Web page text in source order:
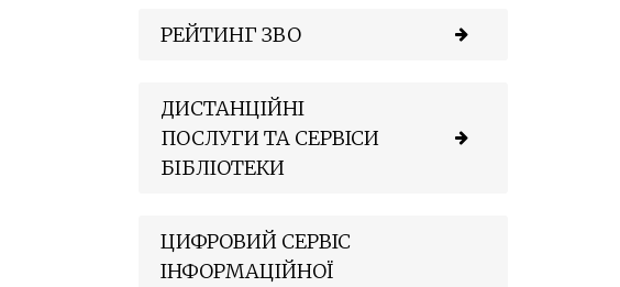
РЕЙТИНГ ЗВО
ДИСТАНЦІЙНІ
ПОСЛУГИ ТА СЕРВІСИ
БІБЛІОТЕКИ
ЦИФРОВИЙ СЕРВІС
ІНФОРМАЦІЙНОЇ